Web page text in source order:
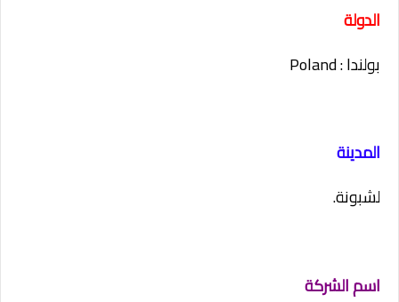
الدولة
بولندا : Poland
المدينة
لشبونة.
اسم الشركة